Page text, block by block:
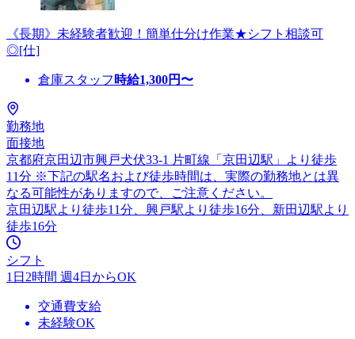
《長期》未経験者歓迎！簡単仕分け作業★シフト相談可
◎[仕]
倉庫スタッフ 時給1,300円〜
勤務地
面接地
京都府京田辺市興戸犬伏33-1 片町線「京田辺駅」より徒歩
11分 ※下記の駅名および徒歩時間は、実際の勤務地とは異
なる可能性がありますので、ご注意ください。
京田辺駅より徒歩11分、興戸駅より徒歩16分、新田辺駅より
徒歩16分
シフト
1日2時間 週4日からOK
交通費支給
未経験OK